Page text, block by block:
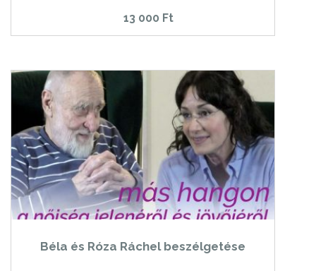
13 000 Ft
Béla és Róza Ráchel beszélgetése